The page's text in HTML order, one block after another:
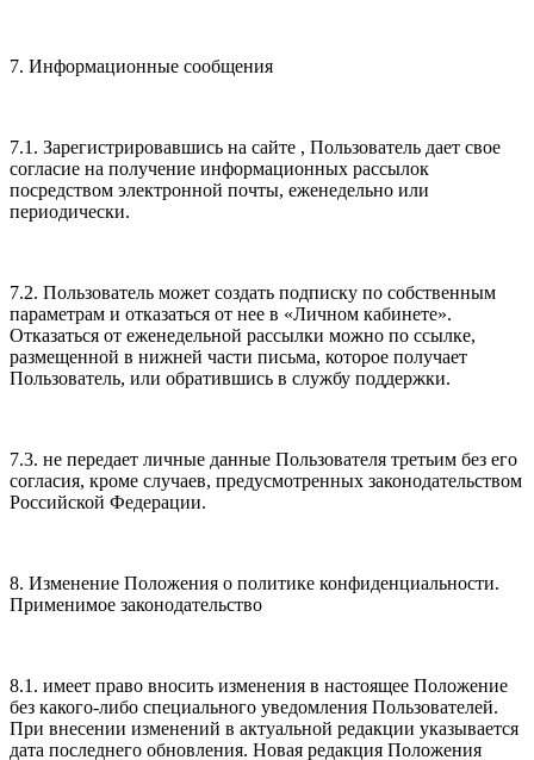
7. Информационные сообщения
7.1. Зарегистрировавшись на сайте , Пользователь дает свое
согласие на получение информационных рассылок
посредством электронной почты, еженедельно или
периодически.
7.2. Пользователь может создать подписку по собственным
параметрам и отказаться от нее в «Личном кабинете».
Отказаться от еженедельной рассылки можно по ссылке,
размещенной в нижней части письма, которое получает
Пользователь, или обратившись в службу поддержки.
7.3. не передает личные данные Пользователя третьим без его
согласия, кроме случаев, предусмотренных законодательством
Российской Федерации.
8. Изменение Положения о политике конфиденциальности.
Применимое законодательство
8.1. имеет право вносить изменения в настоящее Положение
без какого-либо специального уведомления Пользователей.
При внесении изменений в актуальной редакции указывается
дата последнего обновления. Новая редакция Положения